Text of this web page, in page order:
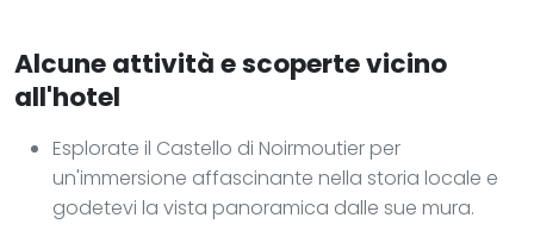
Alcune attività e scoperte vicino
all'hotel
Esplorate il Castello di Noirmoutier per
un'immersione affascinante nella storia locale e
godetevi la vista panoramica dalle sue mura.